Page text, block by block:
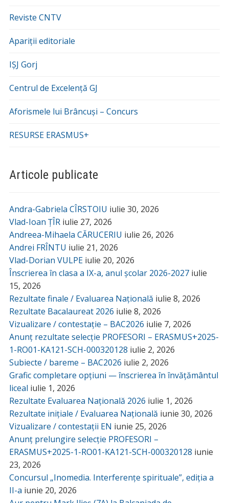
Reviste CNTV
Apariții editoriale
IȘJ Gorj
Centrul de Excelență GJ
Aforismele lui Brâncuși – Concurs
RESURSE ERASMUS+
Articole publicate
Andra-Gabriela CÎRSTOIU iulie 30, 2026
Vlad-Ioan ȚÎR iulie 27, 2026
Andreea-Mihaela CĂRUCERIU iulie 26, 2026
Andrei FRÎNTU iulie 21, 2026
Vlad-Dorian VULPE iulie 20, 2026
Înscrierea în clasa a IX-a, anul școlar 2026-2027 iulie
15, 2026
Rezultate finale / Evaluarea Națională iulie 8, 2026
Rezultate Bacalaureat 2026 iulie 8, 2026
Vizualizare / contestație – BAC2026 iulie 7, 2026
Anunț rezultate selecție PROFESORI – ERASMUS+2025-
1-RO01-KA121-SCH-000320128 iulie 2, 2026
Subiecte / bareme – BAC2026 iulie 2, 2026
Grafic completare opțiuni — înscrierea în învățământul
liceal iulie 1, 2026
Rezultate Evaluarea Națională 2026 iulie 1, 2026
Rezultate inițiale / Evaluarea Națională iunie 30, 2026
Vizualizare / contestații EN iunie 25, 2026
Anunț prelungire selecție PROFESORI –
ERASMUS+2025-1-RO01-KA121-SCH-000320128 iunie
23, 2026
Concursul „Inomedia. Interferențe spirituale”, ediția a
II-a iunie 20, 2026